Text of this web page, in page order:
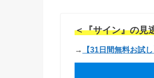
＜『サイン』の見
→ 【31日間無料お試